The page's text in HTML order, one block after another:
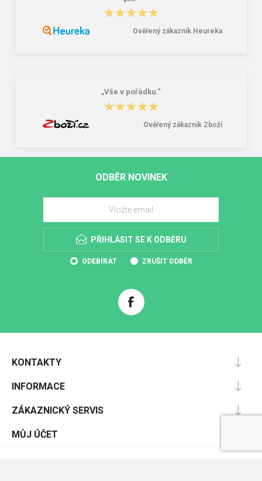
★★★★★
★★★★★
Ověřený zákazník Heureka
„Vše v pořádku.“
★★★★★
★★★★★
Ověřený zákazník Zboží
ODBĚR NOVINEK
PŘIHLÁSIT SE K ODBĚRU
ODEBÍRAT ZRUŠIT ODBĚR
KONTAKTY
INFORMACE
ZÁKAZNICKÝ SERVIS
MŮJ ÚČET